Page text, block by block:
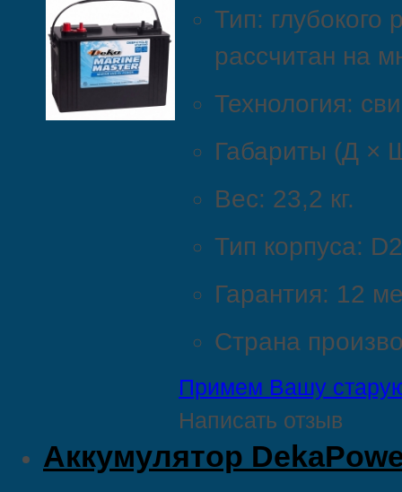
Тип: глубокого
рассчитан на
Технология:
Габариты (Д ×
Вес: 23,2 кг.
Тип корпуса:
Гарантия: 12
Страна
Примем Вашу
Написать отзыв
Аккумулятор